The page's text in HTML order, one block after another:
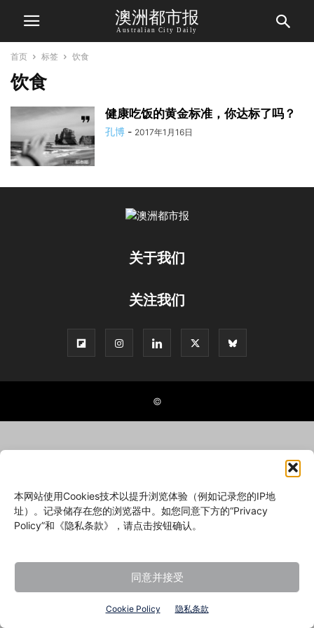
本网站使用Cookies技术以提升浏览体验（例如记录您的IP地
址）。记录储存在您的浏览器中。如您同意下方的“Privacy
Policy”和《隐私条款》，请点击按钮确认。
同意并接受
Cookie Policy 隐私条款
澳洲都市报
Australian City Daily
首页 标签 饮食
饮食
健康吃饭的黄金标准，你达标了吗？
孔博 - 2017年1月16日
关于我们
关注我们
©